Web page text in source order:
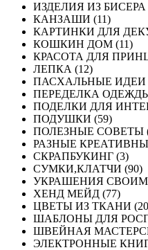
ИЗДЕЛИЯ ИЗ БИСЕРА
КАНЗАШИ (11)
КАРТИНКИ ДЛЯ
КОШКИН ДОМ (11)
КРАСОТА ДЛЯ
ЛЕПКА (12)
ПАСХАЛЬНЫЕ ИДЕИ
ПЕРЕДЕЛКА
ПОДЕЛКИ ДЛЯ
ПОДУШКИ (59)
ПОЛЕЗНЫЕ СОВЕТЫ
РАЗНЫЕ
СКРАПБУКИНГ (3)
СУМКИ,КЛАТЧИ (90)
УКРАШЕНИЯ
ХЕНД МЕЙД (77)
ЦВЕТЫ ИЗ ТКАНИ
ШАБЛОНЫ ДЛЯ
ШВЕЙНАЯ
ЭЛЕКТРОННЫЕ